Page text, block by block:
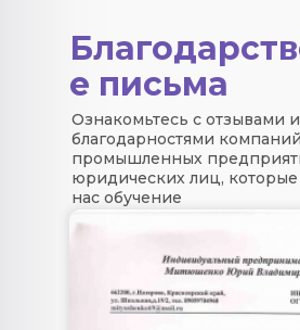
е письма
Ознакомьтесь с отзывами и
благодарностями
промышленных
юридических лиц,
нас обучение